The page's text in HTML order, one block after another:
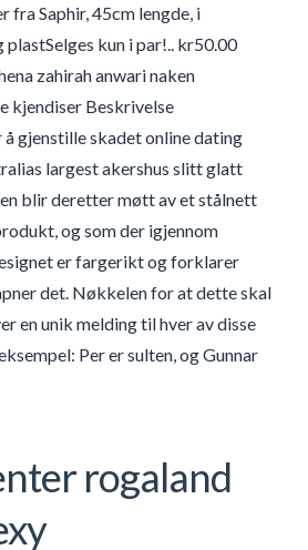
fra Saphir, 45cm lengde, i
kun i par!.. kr50.00
zahirah anwari naken
kjendiser Beskrivelse
gjenstille skadet online dating
largest akershus slitt glatt
blir deretter møtt av et stålnett
og som der igjennom
er fargerikt og forklarer
det. Nøkkelen for at dette skal
en unik melding til hver av disse
Per er sulten, og Gunnar
rogaland